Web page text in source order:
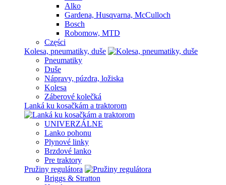
Alko
Gardena, Husqvarna, McCulloch
Bosch
Robomow, MTD
Części
Kolesa, pneumatiky, duše
Pneumatiky
Duše
Nápravy, púzdra, ložiska
Kolesa
Záberové kolečká
Lanká ku kosačkám a traktorom
UNIVERZÁLNE
Lanko pohonu
Plynové linky
Brzdové lanko
Pre traktory
Pružiny regulátora
Briggs & Stratton